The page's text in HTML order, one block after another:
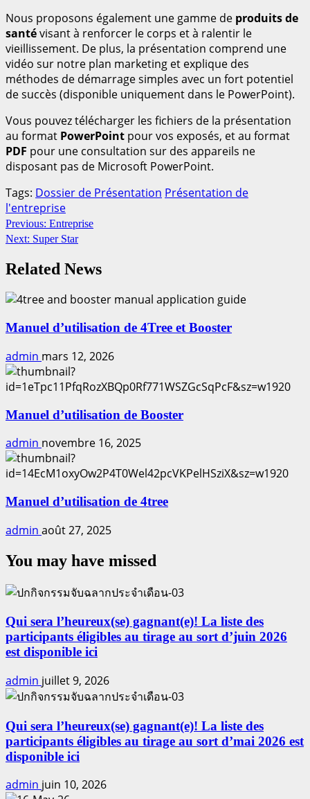
Nous proposons également une gamme de produits de
santévisant à renforcer le corps et à ralentir le
vieillissement. De plus, la présentation comprend une
vidéo sur notre plan marketing et explique des
méthodes de démarrage simples avec un fort potentiel
de succès (disponible uniquement dans le PowerPoint).
Vous pouvez télécharger les fichiers de la présentation
au format PowerPoint pour vos exposés, et au format
PDF pour une consultation sur des appareils ne
disposant pas de Microsoft PowerPoint.
Tags: Dossier de Présentation Présentation de
l'entreprise
Continue
Reading
Previous: Entreprise
Next: Super Star
Related News
Manuel d’utilisation de 4Tree et Booster
admin mars 12, 2026
Manuel d’utilisation de Booster
admin novembre 16, 2025
Manuel d’utilisation de 4tree
admin août 27, 2025
You may have missed
Qui sera l’heureux(se) gagnant(e)! La liste des
participants éligibles au tirage au sort d’juin 2026
est disponible ici
admin juillet 9, 2026
Qui sera l’heureux(se) gagnant(e)! La liste des
participants éligibles au tirage au sort d’mai 2026 est
disponible ici
admin juin 10, 2026